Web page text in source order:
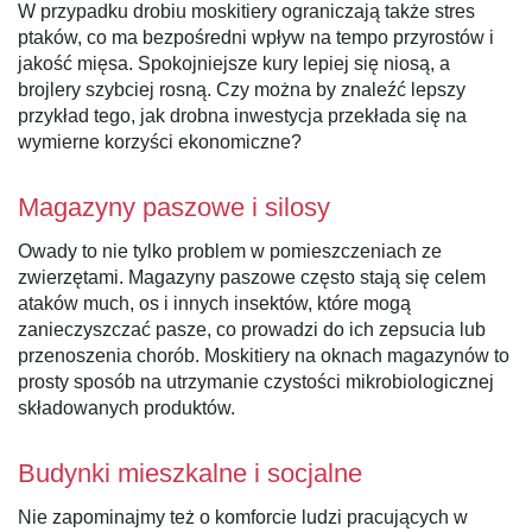
W przypadku drobiu moskitiery ograniczają także stres
ptaków, co ma bezpośredni wpływ na tempo przyrostów i
jakość mięsa. Spokojniejsze kury lepiej się niosą, a
brojlery szybciej rosną. Czy można by znaleźć lepszy
przykład tego, jak drobna inwestycja przekłada się na
wymierne korzyści ekonomiczne?
Magazyny paszowe i silosy
Owady to nie tylko problem w pomieszczeniach ze
zwierzętami. Magazyny paszowe często stają się celem
ataków much, os i innych insektów, które mogą
zanieczyszczać pasze, co prowadzi do ich zepsucia lub
przenoszenia chorób. Moskitiery na oknach magazynów to
prosty sposób na utrzymanie czystości mikrobiologicznej
składowanych produktów.
Budynki mieszkalne i socjalne
Nie zapominajmy też o komforcie ludzi pracujących w